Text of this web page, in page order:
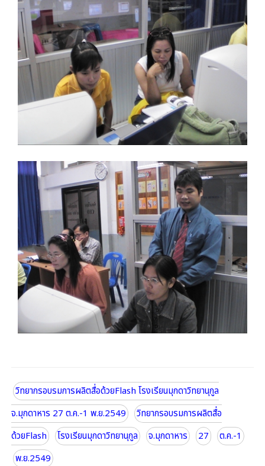
วิทยากรอบรมการผลิตสื่อด้วยFlash โรงเรียนมุกดาวิทยานุกูล
จ.มุกดาหาร 27 ต.ค.-1 พ.ย.2549
วิทยากรอบรมการผลิตสื่อ
ด้วยFlash
โรงเรียนมุกดาวิทยานุกูล จ.มุกดาหาร 27
ต.ค.-1
พ.ย.2549